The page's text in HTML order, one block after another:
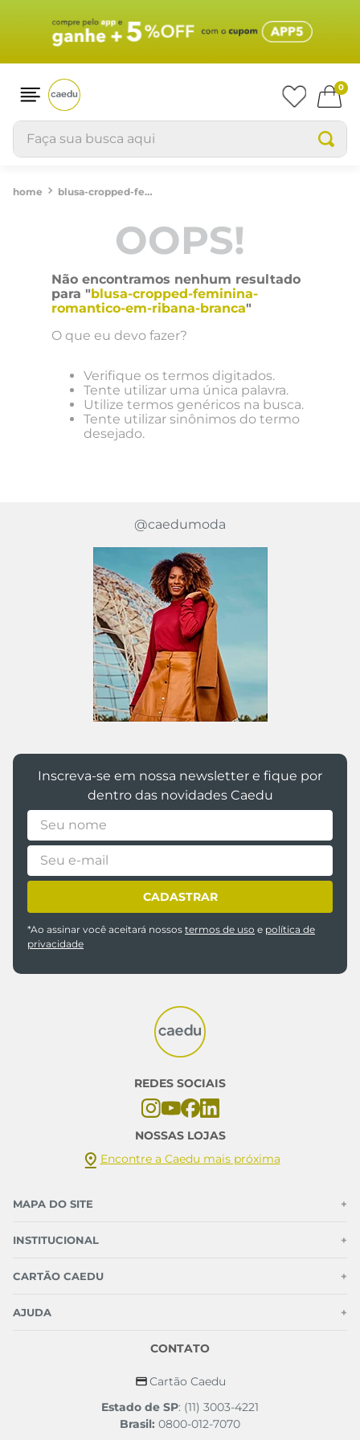
0
Faça sua busca aqui
blusa-cropped-feminina-romantico-em-ribana-branca
OOPS!
Não encontramos nenhum resultado
para "blusa-cropped-feminina-
romantico-em-ribana-branca"
O que eu devo fazer?
Verifique os termos digitados.
Tente utilizar uma única palavra.
Utilize termos genéricos na busca.
Tente utilizar sinônimos do termo
desejado.
@caedumoda
Inscreva-se em nossa newsletter e fique por
dentro das novidades Caedu
CADASTRAR
*Ao assinar você aceitará nossos termos de uso e política de
privacidade
REDES SOCIAIS
NOSSAS LOJAS
Encontre a Caedu mais próxima
MAPA DO SITE +
INSTITUCIONAL +
CARTÃO CAEDU +
AJUDA +
CONTATO
Cartão Caedu
Estado de SP: (11) 3003-4221
Brasil: 0800-012-7070